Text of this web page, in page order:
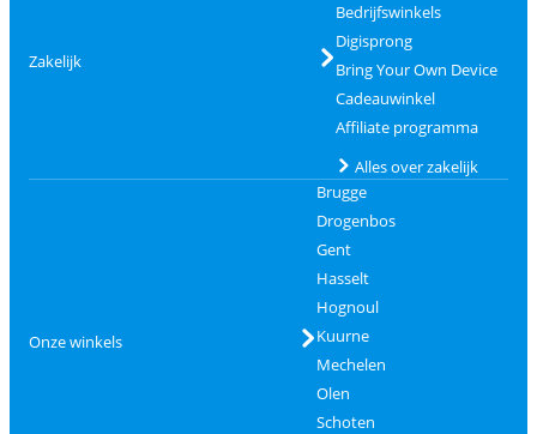
Zakelijk
Bedrijfswinkels
Digisprong
Bring Your Own Device
Cadeauwinkel
Affiliate programma
Alles over zakelijk
Onze winkels
Brugge
Drogenbos
Gent
Hasselt
Hognoul
Kuurne
Mechelen
Olen
Schoten